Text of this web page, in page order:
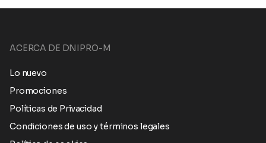
ACERCA DE DNIPRO-M
Lo nuevo
Promociones
Políticas de Privacidad
Condiciones de uso y términos legales